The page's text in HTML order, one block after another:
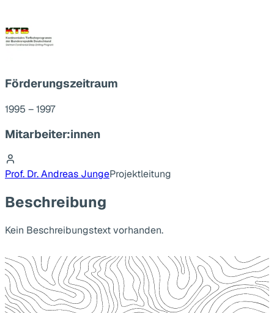
Förderungszeitraum
1995 – 1997
Mitarbeiter:innen
Prof. Dr. Andreas JungeProjektleitung
Beschreibung
Kein Beschreibungstext vorhanden.